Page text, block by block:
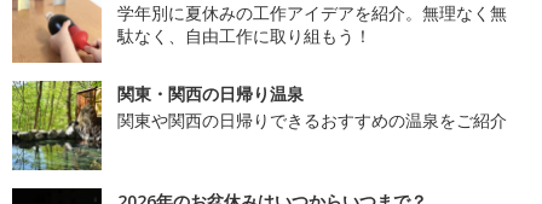
学年別に夏休みの工作アイデアを紹介。無理なく無
駄なく、自由工作に取り組もう！
関東・関西の日帰り温泉
関東や関西の日帰りできるおすすめの温泉をご紹介